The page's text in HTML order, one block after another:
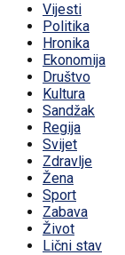
Vijesti
Politika
Hronika
Ekonomija
Društvo
Kultura
Sandžak
Regija
Svijet
Zdravlje
Žena
Sport
Zabava
Život
Lični stav